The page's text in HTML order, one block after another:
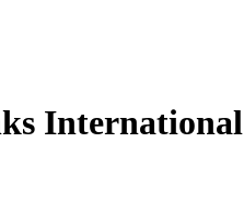
International